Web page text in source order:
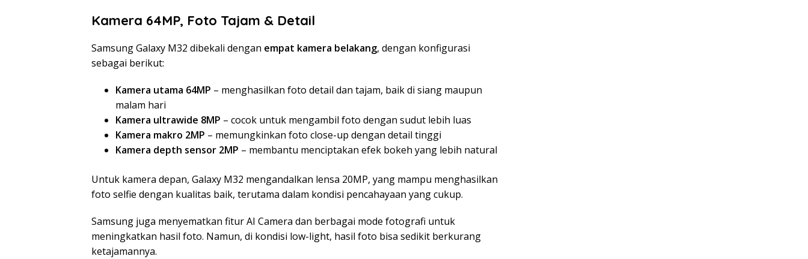
Kamera 64MP, Foto Tajam & Detail
Samsung Galaxy M32 dibekali dengan empat kamera belakang, dengan konfigurasi
sebagai berikut:
Kamera utama 64MP – menghasilkan foto detail dan tajam, baik di siang maupun
malam hari
Kamera ultrawide 8MP – cocok untuk mengambil foto dengan sudut lebih luas
Kamera makro 2MP – memungkinkan foto close-up dengan detail tinggi
Kamera depth sensor 2MP – membantu menciptakan efek bokeh yang lebih natural
Untuk kamera depan, Galaxy M32 mengandalkan lensa 20MP, yang mampu menghasilkan
foto selfie dengan kualitas baik, terutama dalam kondisi pencahayaan yang cukup.
Samsung juga menyematkan fitur AI Camera dan berbagai mode fotografi untuk
meningkatkan hasil foto. Namun, di kondisi low-light, hasil foto bisa sedikit berkurang
ketajamannya.